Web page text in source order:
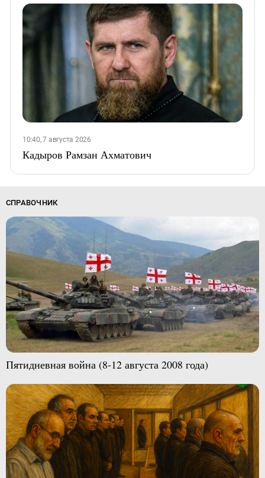
10:40, 7 августа 2026
Кадыров Рамзан Ахматович
СПРАВОЧНИК
Пятидневная война (8-12 августа 2008 года)